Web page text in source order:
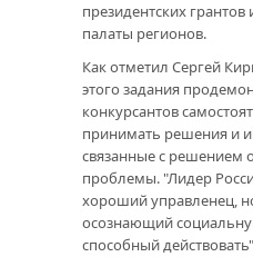
президентских
палаты регионов.
Как отметил Сергей
этого задания
конкурсантов
принимать решения и
связанные с решением
проблемы. "Лидер
хороший управленец,
осознающий
способный